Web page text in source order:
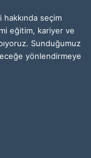
seçim
eğitim, kariyer ve
Sunduğumuz
yönlendirmeye